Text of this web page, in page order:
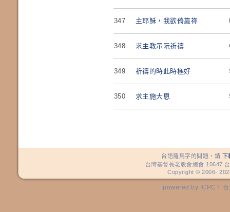
347 主耶穌，我欲倚靠祢
348 求主教示阮祈禱
349 祈禱的時此時極好
350 求主施大恩
台語羅馬字的問題，請 下
台灣基督長老教會總會 10647
Copyright © 2006-
powered by ICPCT.